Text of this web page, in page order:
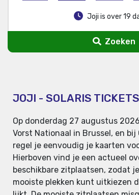
Joji is over 19
Zoeken
JOJI - SOLARIS TICKETS
Op donderdag 27 augustus
Vorst Nationaal in Brussel, en bij
regel je eenvoudig je kaarten
Hierboven vind je een actueel
beschikbare zitplaatsen, zodat
mooiste plekken kunt uitkiezen